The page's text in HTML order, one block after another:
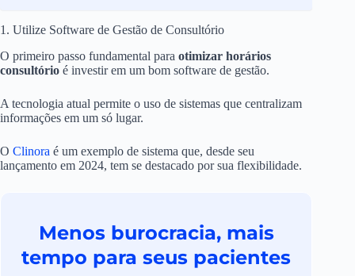
1. Utilize Software de Gestão de Consultório
O primeiro passo fundamental para otimizar horários
consultório é investir em um bom software de gestão.
A tecnologia atual permite o uso de sistemas que centralizam
informações em um só lugar.
O Clinora é um exemplo de sistema que, desde seu
lançamento em 2024, tem se destacado por sua flexibilidade.
Menos burocracia, mais
tempo para seus pacientes